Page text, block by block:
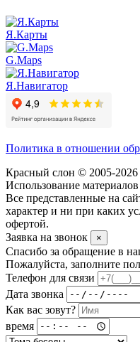
Я.Карты
G.Maps
Я.Навигатор
Политика в отношении
Красный слон © 2005-
Использование
Все представленные на
характер и ни при каких
офертой.
Заявка на звонок
×
Спасибо за обращение в
Пожалуйста, заполните
Телефон для связи
Дата звонка
Как вас зовут?
время